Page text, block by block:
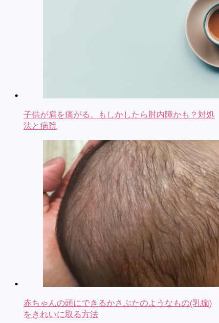
子供が肩を痛がる。もしかしたら肘内障かも？対処
法と病院
赤ちゃんの頭にできるかさぶたのようなもの(乳痂)
をきれいに取る方法